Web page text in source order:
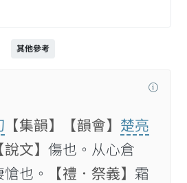
其他參考
【集韻】 【韻會】 楚亮
說文】 傷也。从心倉
愴也。 【禮．祭義】 霜